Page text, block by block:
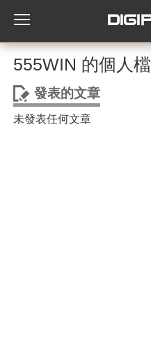
555WIN 的個人
發表的文章
未發表任何文章